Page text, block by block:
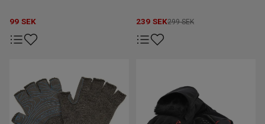
kallvädersfiske
Våra handskar kommer från kvalitetsmärken som
kända för sin slitstyrka och genomtänkta design för
sportfiskare.
Tips:Kombinera dina fiskehandskar med en
vindtät jacka
99 SEK 239 SEK299 SEK